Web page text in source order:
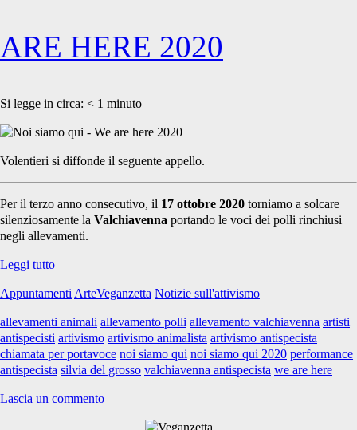
per
portavoce</span>
ARE HERE 2020
Si legge in circa: < 1 minuto
Volentieri si diffonde il seguente appello.
Per il terzo anno consecutivo, il 17 ottobre 2020 torniamo a solcare
silenziosamente la Valchiavenna portando le voci dei polli rinchiusi
negli allevamenti.
Leggi tuttoChiamata
portavoce:
SIAMO
QUI
|
WE
HERE
Appuntamenti ArteVeganzetta Notizie sull'attivismo
allevamenti animali allevamento polli allevamento valchiavenna artisti
antispecisti artivismo artivismo animalista artivismo antispecista
chiamata per portavoce noi siamo qui noi siamo qui 2020 performance
antispecista silvia del grosso valchiavenna antispecista we are here
Lascia un commento